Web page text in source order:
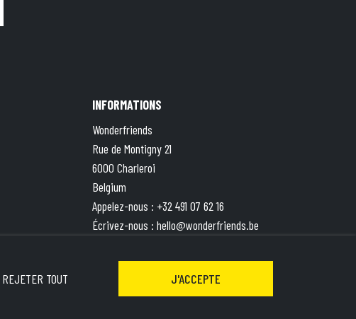
INFORMATIONS
Wonderfriends
Rue de Montigny 21
6000 Charleroi
Belgium
Appelez-nous : +32 491 07 62 16
Écrivez-nous : hello@wonderfriends.be
3630 8527 5871
REJETER TOUT
J'ACCEPTE
apply